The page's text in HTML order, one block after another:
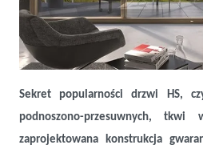
Dlaczego drzwi tarasowe HS są tak
Sekret popularności drzwi HS,
podnoszono-przesuwnych,
zaprojektowana konstrukcja